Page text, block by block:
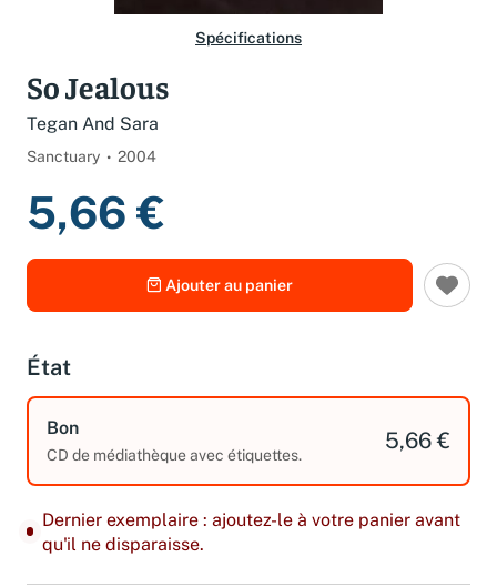
Spécifications
So Jealous
Tegan And Sara
Sanctuary 2004
5,66 €
Ajouter au panier
État
Bon
CD de médiathèque avec étiquettes.
5,66 €
Dernier exemplaire : ajoutez-le à votre panier avant
qu'il ne disparaisse.